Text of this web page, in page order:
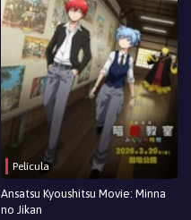
Película
Ansatsu Kyoushitsu Movie: Minna
no Jikan